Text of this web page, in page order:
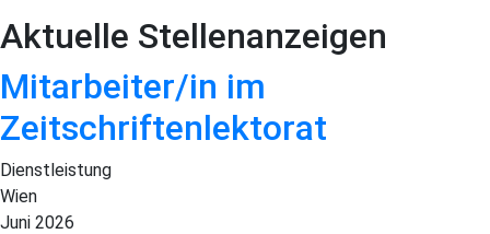
Aktuelle Stellenanzeigen
Mitarbeiter/in im
Zeitschriftenlektorat
Dienstleistung
Wien
Juni 2026